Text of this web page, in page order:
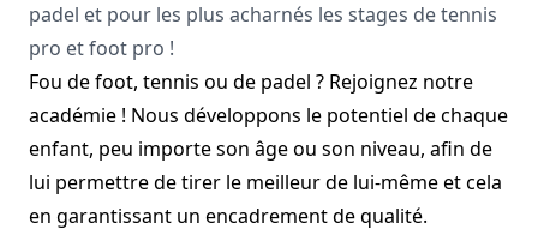
padel et pour les plus acharnés les stages de tennis
pro et foot pro !
Fou de foot, tennis ou de padel ? Rejoignez notre
académie ! Nous développons le potentiel de chaque
enfant, peu importe son âge ou son niveau, afin de
lui permettre de tirer le meilleur de lui-même et cela
en garantissant un encadrement de qualité.